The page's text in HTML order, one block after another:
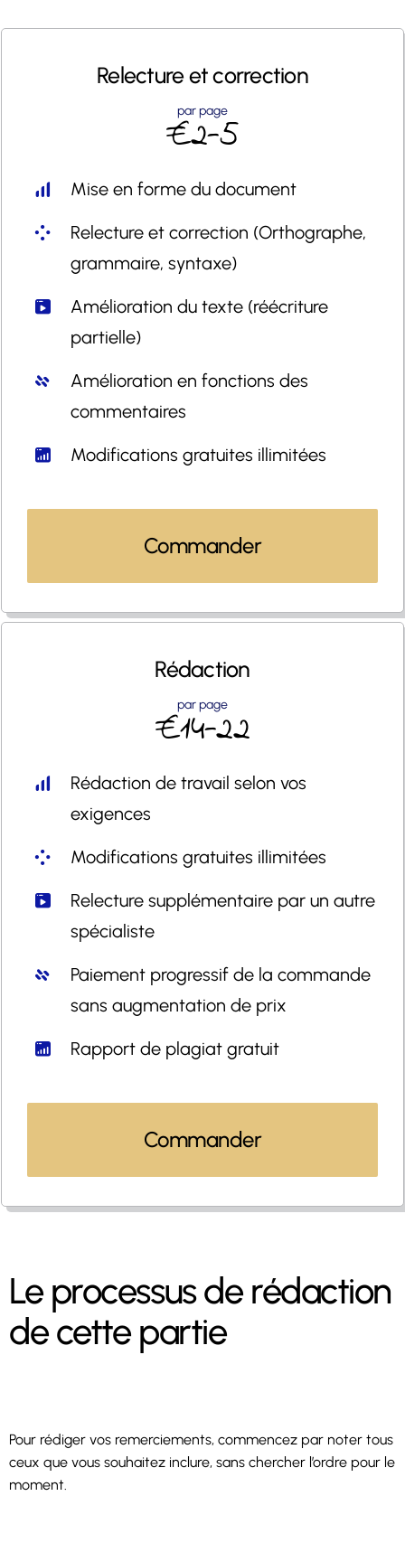
Relecture etcorrection
par page
€2-5
Mise en forme du document
Relecture et correction (Orthographe,
grammaire, syntaxe)
Amélioration du texte (réécriture
partielle)
Amélioration en fonctions des
commentaires
Modifications gratuites illimitées
Commander
Rédaction
par page
€14-22
Rédaction de travail selon vos
exigences
Modifications gratuites illimitées
Relecture supplémentaire par un autre
spécialiste
Paiement progressif de la commande
sans augmentation de prix
Rapport de plagiat gratuit
Commander
Le processus de rédaction
de cette partie
Pour rédiger vos remerciements, commencez par noter tous
ceux que vous souhaitez inclure, sans chercher l’ordre pour le
moment.